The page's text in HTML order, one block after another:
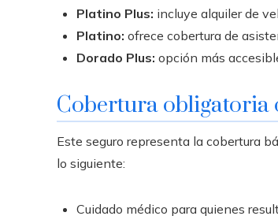
Platino Plus: incluye alquiler de
Platino: ofrece cobertura de
Dorado Plus: opción más
Cobertura obligatoria
Este seguro representa la cobertura
lo siguiente:
Cuidado médico para quienes